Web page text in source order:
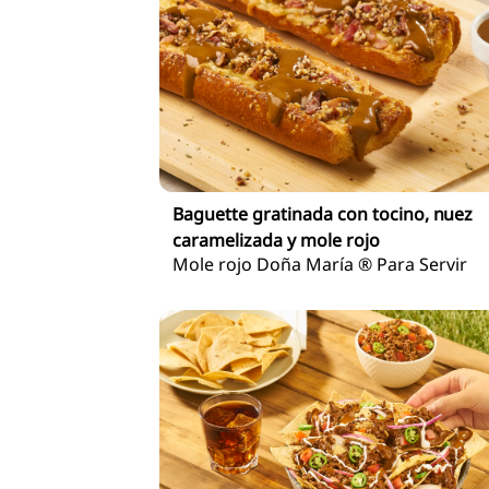
Baguette gratinada con tocino, nuez
caramelizada y mole rojo
Mole rojo Doña María ® Para Servir